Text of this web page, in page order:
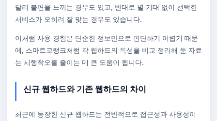
달리 불편을 느끼는 경우도 있고, 반대로 별 기대 없이 선택한
서비스가 오히려 잘 맞는 경우도 있습니다.
이처럼 사용 경험은 단순한 정보만으로 판단하기 어렵기 때문
에, 스마트코랭크처럼 각 웹하드의 특성을 비교 정리해 둔 자료
는 시행착오를 줄이는 데 큰 도움이 됩니다.
신규 웹하드와 기존 웹하드의 차이
최근에 등장한 신규 웹하드는 전반적으로 접근성과 사용성이